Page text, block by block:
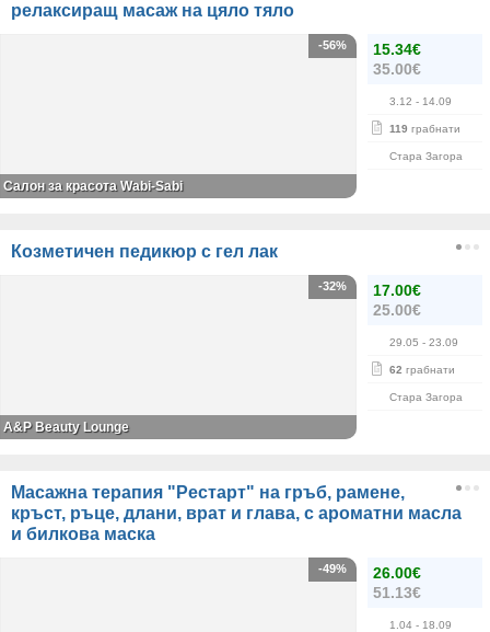
релаксиращ масаж на цяло тяло
15.34€
35.00€
3.12 - 14.09
119 грабнати
Стара Загора
-56%
Салон за красота Wabi-Sabi
Козметичен педикюр с гел лак
17.00€
25.00€
29.05 - 23.09
62 грабнати
Стара Загора
-32%
A&P Beauty Lounge
Масажна терапия "Рестарт" на гръб, рамене,
кръст, ръце, длани, врат и глава, с ароматни масла
и билкова маска
26.00€
51.13€
1.04 - 18.09
-49%